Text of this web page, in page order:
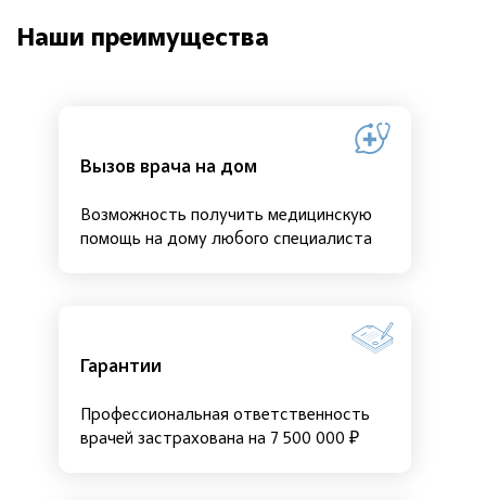
Наши преимущества
Вызов врача на дом
Возможность получить медицинскую
помощь на дому любого специалиста
Гарантии
Профессиональная ответственность
врачей застрахована на 7 500 000 ₽